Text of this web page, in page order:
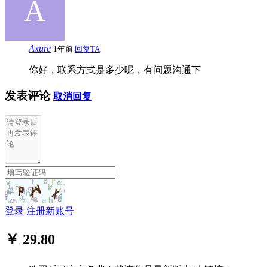
Axure 1年前 回复TA
你好，联系方式是多少呢，有问题沟通下
发表评论 取消回复
登录 注册新账号
￥ 29.80